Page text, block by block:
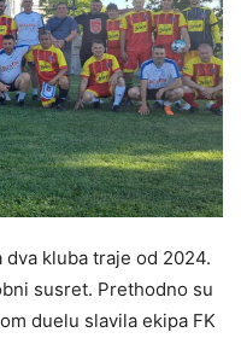
kluba traje od 2024.
susret. Prethodno su
duelu slavila ekipa FK